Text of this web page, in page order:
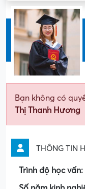
Bạn không có
Thị Thanh Hương
THÔNG TIN
Trình độ học vấn: